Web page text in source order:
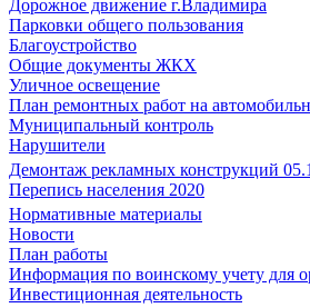
Дорожное движение г.Владимира
Парковки общего пользования
Благоустройство
Общие документы ЖКХ
Уличное освещение
План ремонтных работ на
Муниципальный контроль
Нарушители
Демонтаж рекламных конструкций
Перепись населения 2020
Нормативные материалы
Новости
План работы
Информация по воинскому учету для
Инвестиционная деятельность